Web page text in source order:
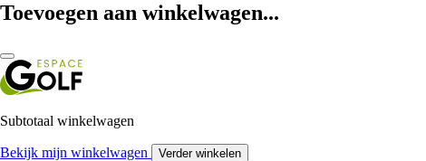
Toevoegen aan winkelwagen...
Subtotaal winkelwagen
Bekijk mijn winkelwagen Verder winkelen